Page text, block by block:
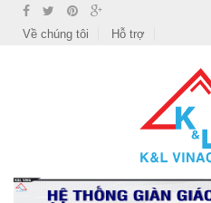
Về chúng tôi
Hỗ trợ